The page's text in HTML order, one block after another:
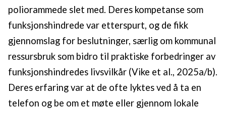
poliorammede slet med. Deres kompetanse som
funksjonshindrede var etterspurt, og de fikk
gjennomslag for beslutninger, særlig om kommunal
ressursbruk som bidro til praktiske forbedringer av
funksjonshindredes livsvilkår (Vike et al., 2025a/b).
Deres erfaring var at de ofte lyktes ved å ta en
telefon og be om et møte eller gjennom lokale